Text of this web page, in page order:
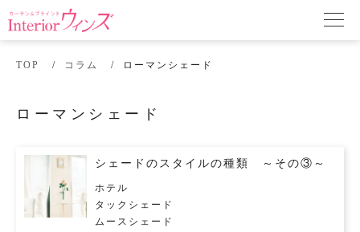
TOP コラム ローマンシェード
ローマンシェード
シェードのスタイルの種類 ～その③～
ホテル
タックシェード
ムースシェード